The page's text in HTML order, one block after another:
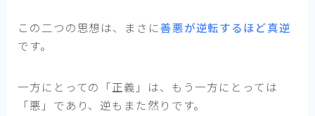
この二つの思想は、まさに善悪が逆転するほど真逆
です。
一方にとっての「正義」は、もう一方にとっては
「悪」であり、逆もまた然りです。